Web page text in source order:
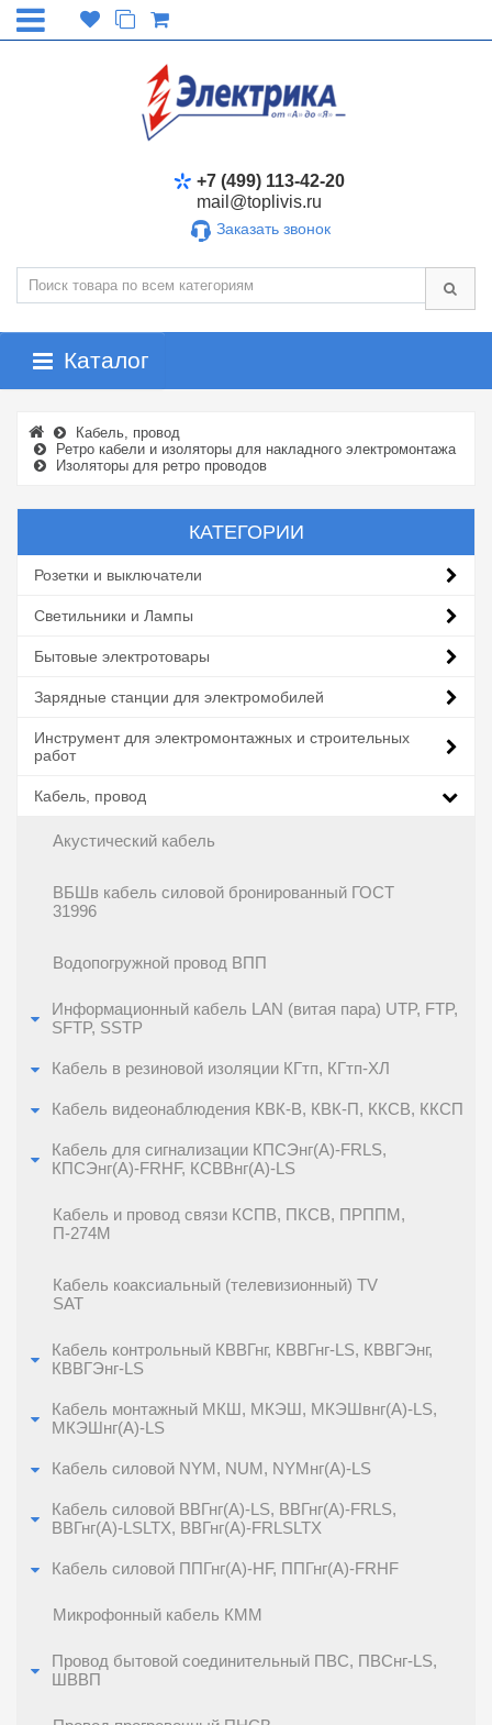
+7 (499) 113-42-20
mail@toplivis.ru
Заказать звонок
Каталог
Кабель, провод
Ретро кабели и изоляторы для накладного электромонтажа
Изоляторы для ретро проводов
КАТЕГОРИИ
Розетки и выключатели
Светильники и Лампы
Бытовые электротовары
Зарядные станции для электромобилей
Инструмент для электромонтажных и строительных
работ
Кабель, провод
Акустический кабель
ВБШв кабель силовой бронированный ГОСТ
31996
Водопогружной провод ВПП
Информационный кабель LAN (витая пара) UTP, FTP,
SFTP, SSTP
Кабель в резиновой изоляции КГтп, КГтп-ХЛ
Кабель видеонаблюдения КВК-В, КВК-П, ККСВ, ККСП
Кабель для сигнализации КПСЭнг(А)-FRLS,
КПСЭнг(А)-FRHF, КСВВнг(А)-LS
Кабель и провод связи КСПВ, ПКСВ, ПРППМ,
П-274М
Кабель коаксиальный (телевизионный) TV
SAT
Кабель контрольный КВВГнг, КВВГнг-LS, КВВГЭнг,
КВВГЭнг-LS
Кабель монтажный МКШ, МКЭШ, МКЭШвнг(А)-LS,
МКЭШнг(А)-LS
Кабель силовой NYM, NUM, NYMнг(A)-LS
Кабель силовой ВВГнг(А)-LS, ВВГнг(А)-FRLS,
ВВГнг(А)-LSLTХ, ВВГнг(А)-FRLSLTХ
Кабель силовой ППГнг(А)-HF, ППГнг(А)-FRHF
Микрофонный кабель КММ
Провод бытовой соединительный ПВС, ПВСнг-LS,
ШВВП